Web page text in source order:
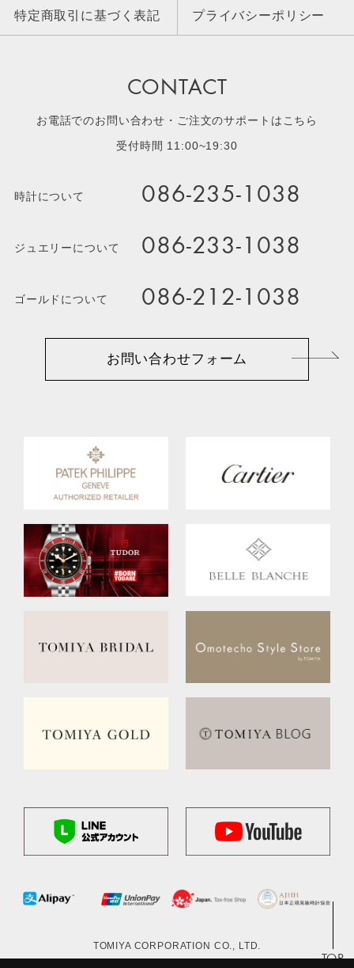
TOP
特定商取引に基づく表記 プライバシーポリシー
CONTACT
お電話でのお問い合わせ・ご注文のサポートはこちら
受付時間 11:00~19:30
時計について 086-235-1038
ジュエリーについて 086-233-1038
ゴールドについて 086-212-1038
お問い合わせフォーム
TOMIYA CORPORATION CO., LTD.